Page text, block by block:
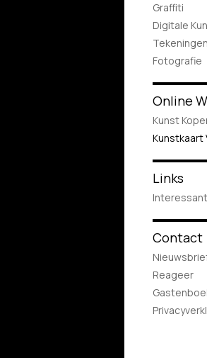
Graffiti
Digitale
Tekeningen
Fotografie
Online
Kunst
Kunstkaart
Links
Contact
Reageer